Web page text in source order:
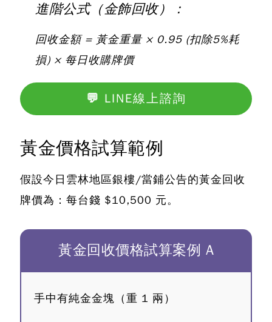
進階公式（金飾回收）：
回收金額 = 黃金重量 × 0.95 (扣除5%耗
損) × 每日收購牌價
💬 LINE線上諮詢
黃金價格試算範例
假設今日雲林地區銀樓/當鋪公告的黃金回收
牌價為： 每台錢 $10,500 元。
黃金回收價格試算案例 A
手中有純金金塊（重 1 兩）